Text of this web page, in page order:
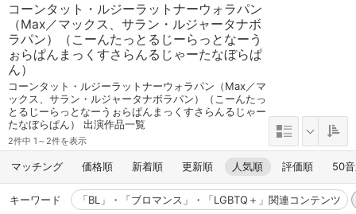
コーンタット・ルジーラットナーウォラパン
（Max／マックス、サラン・ルジャータナボ
ラパン）（こーんたっとるじーらっとなーう
ぉらぱんまっくすさらんるじゃーたなぼらぱ
ん）
コーンタット・ルジーラットナーウォラパン（Max／マ
ックス、サラン・ルジャータナボラパン）（こーんたっ
とるじーらっとなーうぉらぱんまっくすさらんるじゃー
たなぼらぱん） 出演作品一覧
2件中 1～2件を表示
マッチング 価格順 新着順 更新順 人気順 評価順 50
キーワード 「BL」・「ブロマンス」・「LGBTQ＋」関連コンテンツ